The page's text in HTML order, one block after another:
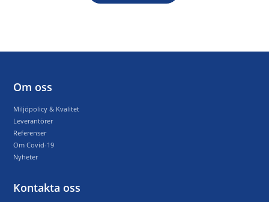
Om oss
Miljöpolicy & Kvalitet
Leverantörer
Referenser
Om Covid-19
Nyheter
Kontakta oss